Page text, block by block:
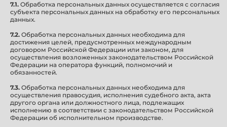
7.1. Обработка персональных данных осуществляется с согласия
субъекта персональных данных на обработку его персональных
данных.
7.2. Обработка персональных данных необходима для
достижения целей, предусмотренных международным
договором Российской Федерации или законом, для
осуществления возложенных законодательством Российской
Федерации на оператора функций, полномочий и
обязанностей.
7.3. Обработка персональных данных необходима для
осуществления правосудия, исполнения судебного акта, акта
другого органа или должностного лица, подлежащих
исполнению в соответствии с законодательством Российской
Федерации об исполнительном производстве.